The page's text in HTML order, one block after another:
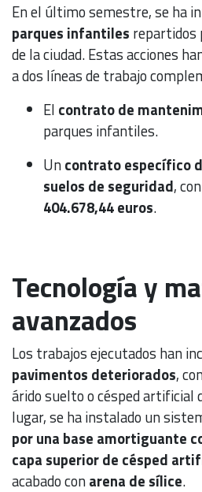
En el último semestre, se ha
parques infantiles repartidos
de la ciudad. Estas acciones
a dos líneas de trabajo
El contrato de
parques infantiles.
Uncontrato específico
suelos de seguridad,
404.678,44 euros.
Tecnología y
avanzados
Los trabajos ejecutados han
pavimentos deteriorados,
árido suelto o césped artificial
lugar, se ha instalado un
por una base amortiguante
capa superior de césped
acabado conarena de sílice.